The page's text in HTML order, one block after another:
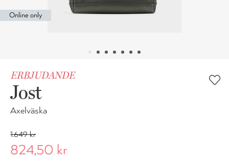
Online only
ERBJUDANDE
Jost
Axelväska
1.649 kr
824,50 kr